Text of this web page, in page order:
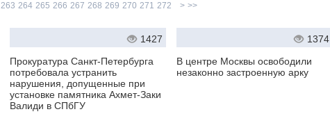
263 264 265 266 267 268 269 270 271 272 > >>
1427
Прокуратура Санкт-Петербурга
потребовала устранить
нарушения, допущенные при
установке памятника Ахмет-Заки
Валиди в СПбГУ
1374
В центре Москвы освободили
незаконно застроенную арку